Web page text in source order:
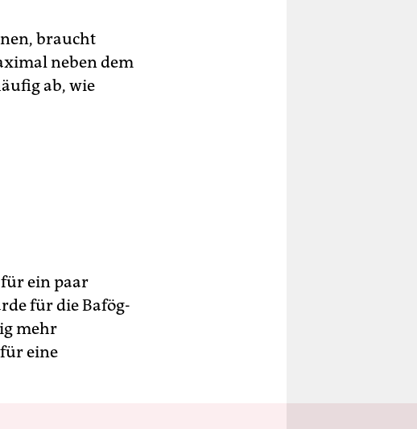
braucht
neben dem
ab, wie
ein paar
für die Bafög-
mehr
eine